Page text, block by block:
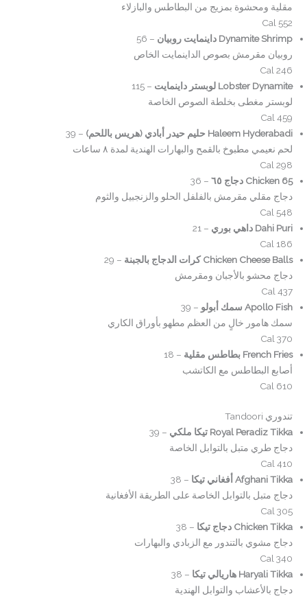
مقلية ومحشوة بمزيج من البطاطس والبازلاء
552 Cal
Dynamite Shrimp داينمايت روبيان
– 56
روبيان مقرمش بصوص الداينمايت الخاص
246 Cal
Lobster Dynamite لوبستر داينمايت
– 115
لوبستر مغطى بخلطة الصوص الخاصة
459 Cal
Haleem Hyderabadi حليم حيدر أبادي (هريس باللحم)
– 39
لحم نعيمي مطبوخ بالقمح والبهارات الهندية لمدة ٨ ساعات
298 Cal
Chicken 65 دجاج ٦٥
– 36
دجاج مقلي مقرمش بالفلفل الحلو والزنجبيل والثوم
548 Cal
Dahi Puri داهي بوري
– 21
186 Cal
Chicken Cheese Balls كرات الدجاج بالجبنة
– 29
دجاج محشو بالأجبان ومقرمش
437 Cal
Apollo Fish سمك أبولو
– 39
سمك هامور خالٍ من العظم مطهو بأوراق الكاري
370 Cal
French Fries بطاطس مقلية
– 18
أصابع البطاطس مع الكاتشب
610 Cal
تندوري Tandoori
Royal Peradiz Tikka تيكا ملكي
– 39
دجاج طري متبل بالتوابل الخاصة
410 Cal
Afghani Tikka أفغاني تيكا
– 38
دجاج متبل بالتوابل الخاصة على الطريقة الأفغانية
305 Cal
Chicken Tikka دجاج تيكا
– 38
دجاج مشوي بالتندور مع الزبادي والبهارات
340 Cal
Haryali Tikka هاريالي تيكا
– 38
دجاج بالأعشاب والتوابل الهندية